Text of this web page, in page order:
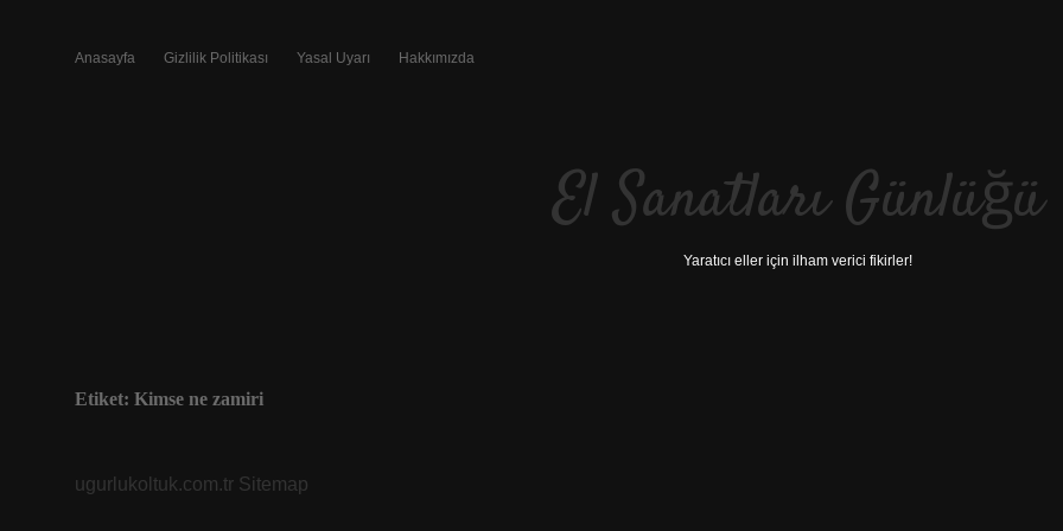
Anasayfa Gizlilik Politikası Yasal Uyarı Hakkımızda
El Sanatları Günlüğü
Yaratıcı eller için ilham verici fikirler!
Etiket: Kimse ne zamiri
ugurlukoltuk.com.tr Sitemap